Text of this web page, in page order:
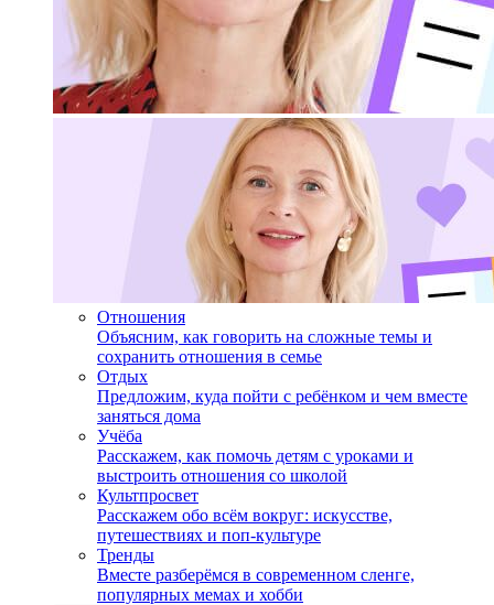
Отношения
Объясним, как говорить на сложные темы и
сохранить отношения в семье
Отдых
Предложим, куда пойти с ребёнком и чем вместе
заняться дома
Учёба
Расскажем, как помочь детям с уроками и
выстроить отношения со школой
Культпросвет
Расскажем обо всём вокруг: искусстве,
путешествиях и поп-культуре
Тренды
Вместе разберёмся в современном сленге,
популярных мемах и хобби